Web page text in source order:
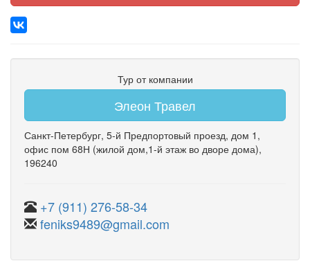
Тур от компании
Элеон Травел
Санкт-Петербург, 5-й Предпортовый проезд, дом 1 ,
офис пом 68Н (жилой дом,1-й этаж во дворе дома),
196240
+7 (911) 276-58-34
feniks9489@gmail.com